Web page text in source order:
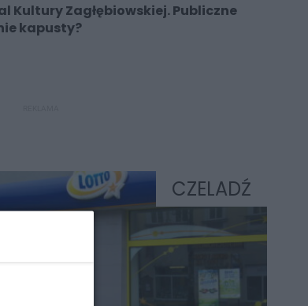
Kultury Zagłębiowskiej. Publiczne
kapusty?
CZELADŹ